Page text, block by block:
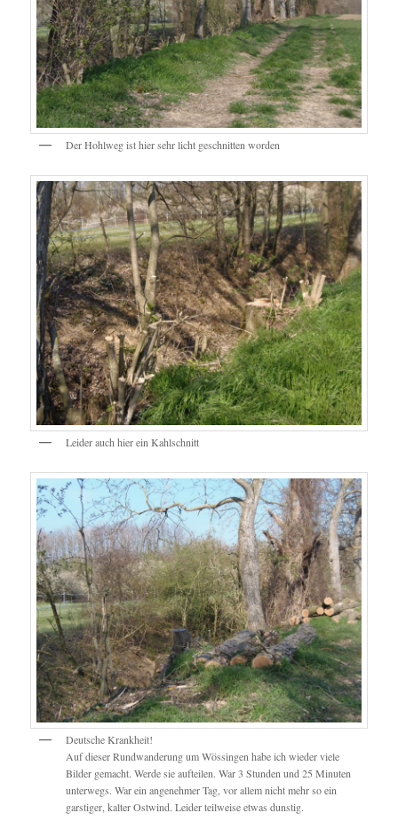
Der Hohlweg ist hier sehr licht geschnitten worden
Leider auch hier ein Kahlschnitt
Deutsche Krankheit!
Auf dieser Rundwanderung um Wössingen habe ich wieder viele
Bilder gemacht. Werde sie aufteilen. War 3 Stunden und 25 Minuten
unterwegs. War ein angenehmer Tag, vor allem nicht mehr so ein
garstiger, kalter Ostwind. Leider teilweise etwas dunstig.